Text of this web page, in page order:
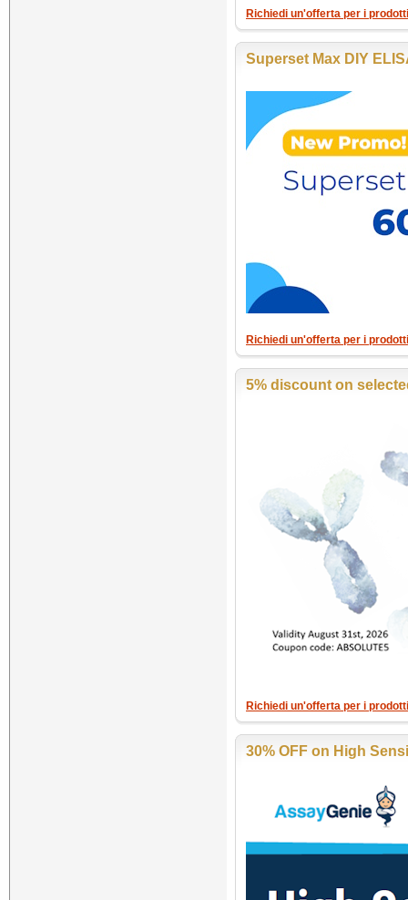
Richiedi un'offerta per i
Superset Max DIY
Richiedi un'offerta per i
5% discount on
Richiedi un'offerta per i
30% OFF on High